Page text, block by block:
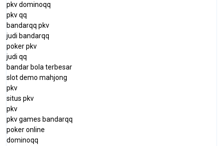
pkv dominoqq
pkv qq
bandarqq pkv
judi bandarqq
poker pkv
judi qq
bandar bola terbesar
slot demo mahjong
pkv
situs pkv
pkv
pkv games bandarqq
poker online
dominoqq